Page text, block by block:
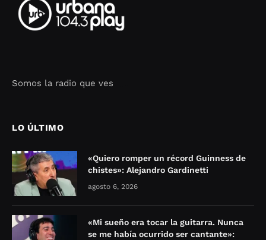
Somos la radio que ves
LO ÚLTIMO
«Quiero romper un récord Guinness de
chistes»: Alejandro Gardinetti
agosto 6, 2026
«Mi sueño era tocar la guitarra. Nunca
se me había ocurrido ser cantante»: